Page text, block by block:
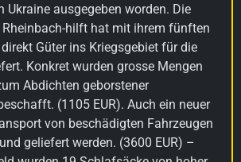
Ukraine ausgegeben worden. Die
hilft hat mit ihrem fünften
Güter ins Kriegsgebiet für die
Konkret wurden grosse Mengen
Abdichten geborstener
(1105 EUR). Auch ein neuer
von beschädigten Fahrzeugen
geliefert werden. (3600 EUR) –